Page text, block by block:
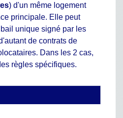
) d'un même logement
principale. Elle peut
unique signé par les
de contrats de
Dans les 2 cas,
règles spécifiques.